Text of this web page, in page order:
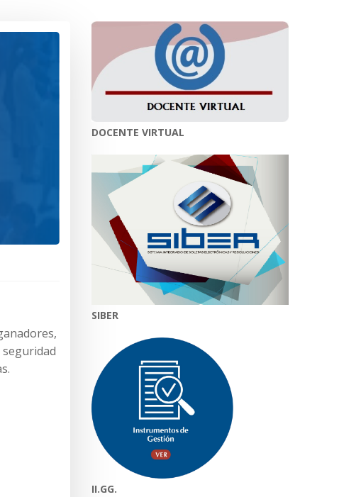
seguridad
DOCENTE VIRTUAL
SIBER
II.GG.